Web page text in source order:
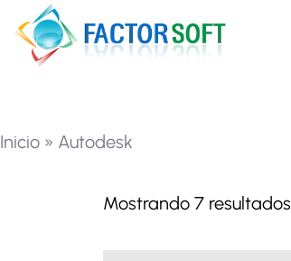
Inicio » Autodesk
Mostrando 7 resultados